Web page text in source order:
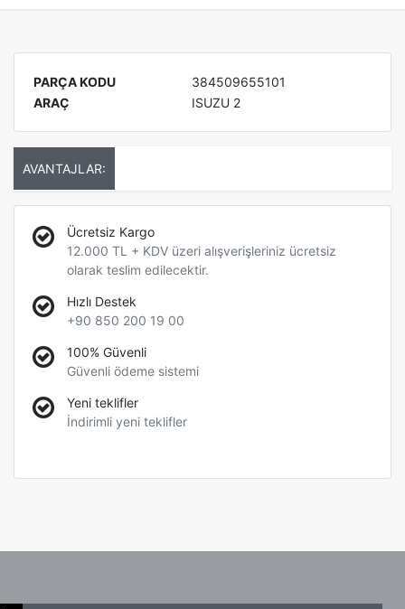
PARÇA KODU
384509655101
ARAÇ
ISUZU 2
AVANTAJLAR:
Ücretsiz Kargo
12.000 TL + KDV üzeri alışverişleriniz ücretsiz
olarak teslim edilecektir.
Hızlı Destek
+90 850 200 19 00
100% Güvenli
Güvenli ödeme sistemi
Yeni teklifler
İndirimli yeni teklifler